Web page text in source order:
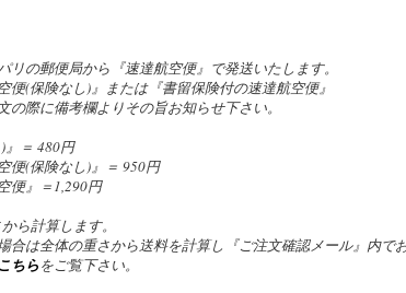
リの郵便局から『速達航空便』で発送いたします。
便(保険なし)』または『書留保険付の速達航空便』
の際に備考欄よりその旨お知らせ下さい。
』＝ 480円
便(保険なし)』＝ 950円
便』＝1,290円
ら計算します。
合は全体の重さから送料を計算し『ご注文確認メール』内で
ちらをご覧下さい。